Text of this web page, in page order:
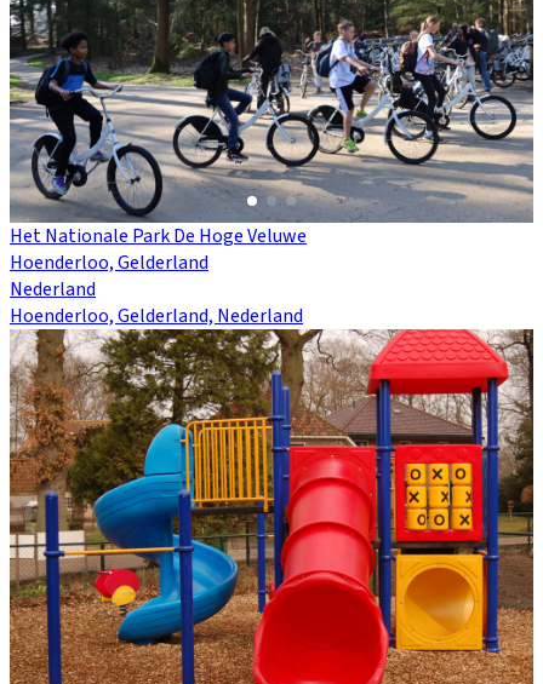
Het Nationale Park De Hoge Veluwe
Hoenderloo, Gelderland
Nederland
Hoenderloo, Gelderland, Nederland